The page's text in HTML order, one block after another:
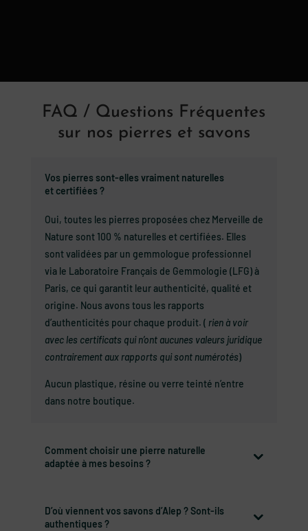
FAQ / Questions Fréquentes
sur nos pierres et savons
Vos pierres sont-elles vraiment naturelles
et certifiées ?
Oui, toutes les pierres proposées chez Merveille de
Nature sont 100 % naturelles et certifiées. Elles
sont validées par un gemmologue professionnel
via le Laboratoire Français de Gemmologie (LFG) à
Paris, ce qui garantit leur authenticité, qualité et
origine. Nous avons tous les rapports
d’authenticités pour chaque produit. ( rien à voir
avec les certificats qui n’ont aucunes valeurs juridique
contrairement aux rapports qui sont numérotés)
Aucun plastique, résine ou verre teinté n’entre
dans notre boutique.
Comment choisir une pierre naturelle
adaptée à mes besoins ?
D’où viennent vos savons d’Alep ? Sont-ils
authentiques ?